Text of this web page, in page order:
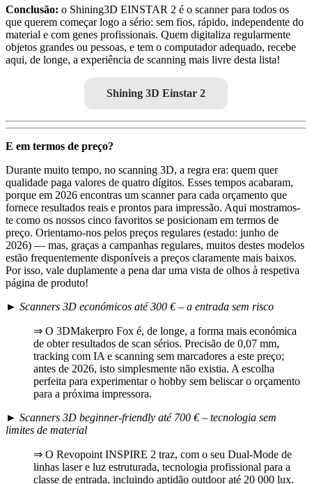
Conclusão: o Shining3D EINSTAR 2 é o scanner para todos os
que querem começar logo a sério: sem fios, rápido, independente do
material e com genes profissionais. Quem digitaliza regularmente
objetos grandes ou pessoas, e tem o computador adequado, recebe
aqui, de longe, a experiência de scanning mais livre desta lista!
Shining 3D Einstar 2
E em termos de preço?
Durante muito tempo, no scanning 3D, a regra era: quem quer
qualidade paga valores de quatro dígitos. Esses tempos acabaram,
porque em 2026 encontras um scanner para cada orçamento que
fornece resultados reais e prontos para impressão. Aqui mostramos-
te como os nossos cinco favoritos se posicionam em termos de
preço. Orientamo-nos pelos preços regulares (estado: junho de
2026) — mas, graças a campanhas regulares, muitos destes modelos
estão frequentemente disponíveis a preços claramente mais baixos.
Por isso, vale duplamente a pena dar uma vista de olhos à respetiva
página de produto!
► Scanners 3D económicos até 300 € – a entrada sem risco
⇒ O 3DMakerpro Fox é, de longe, a forma mais económica
de obter resultados de scan sérios. Precisão de 0,07 mm,
tracking com IA e scanning sem marcadores a este preço;
antes de 2026, isto simplesmente não existia. A escolha
perfeita para experimentar o hobby sem beliscar o orçamento
para a próxima impressora.
► Scanners 3D beginner-friendly até 700 € – tecnologia sem
limites de material
⇒ O Revopoint INSPIRE 2 traz, com o seu Dual-Mode de
linhas laser e luz estruturada, tecnologia profissional para a
classe de entrada, incluindo aptidão outdoor até 20 000 lux.